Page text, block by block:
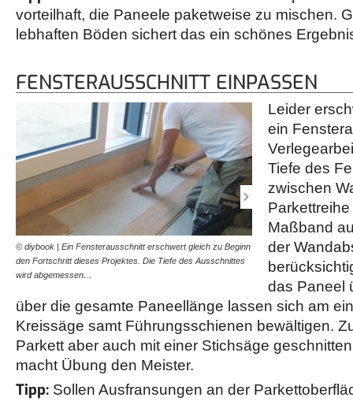
vorteilhaft, die Paneele paketweise zu mischen.
lebhaften Böden sichert das ein schönes
FENSTERAUSSCHNITT EINPASSEN
© diybook | Ein Fensterausschnitt erschwert gleich zu Beginn
den Fortschritt dieses Projektes. Die Tiefe des Ausschnittes
wird abgemessen…
© diybook | Schnitte über
sich am einfachsten mit
geübte ist das auch…
Leider
ein
Tiefe des
zwischen
Maßband
der
das Paneel
über die gesamte Paneellänge lassen sich am
Kreissäge samt Führungsschienen bewältigen.
Parkett aber auch mit einer Stichsäge
macht Übung den Meister.
Tipp: Sollen Ausfransungen an der